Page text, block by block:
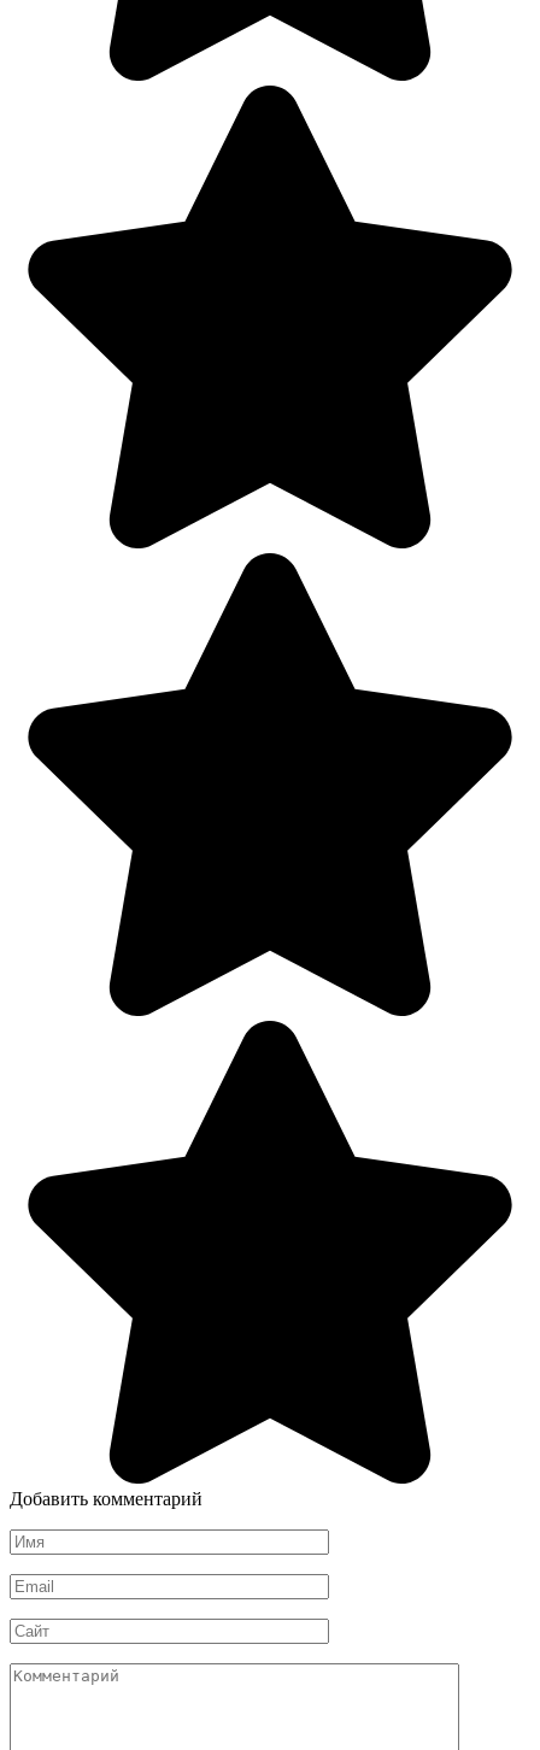
Добавить комментарий
Имя
*
Email
*
Сайт
Комментарий